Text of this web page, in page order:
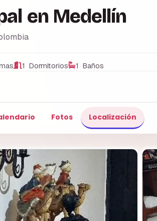
en Medellín
1 Dormitorios 1 Baños
Fotos Localización